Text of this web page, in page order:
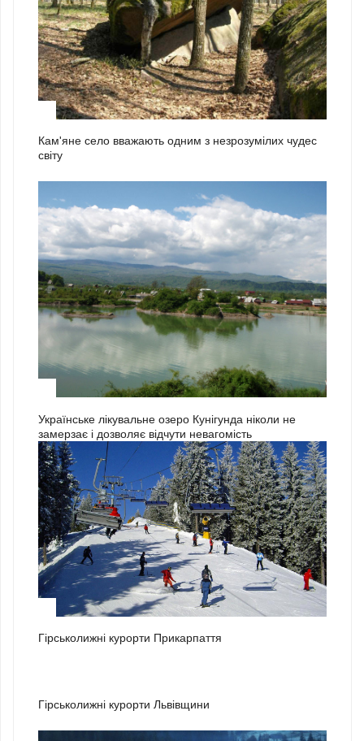
Кам'яне село вважають одним з незрозумілих чудес
світу
Українське лікувальне озеро Кунігунда ніколи не
замерзає і дозволяє відчути невагомість
Гірськолижні курорти Прикарпаття
Гірськолижні курорти Львівщини